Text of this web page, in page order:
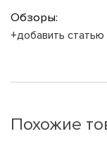
Обзоры:
+добавить
Похожие